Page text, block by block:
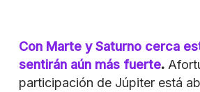
Con Marte y Saturno cerca
sentirán aún más fuerte.
participación de Júpiter está